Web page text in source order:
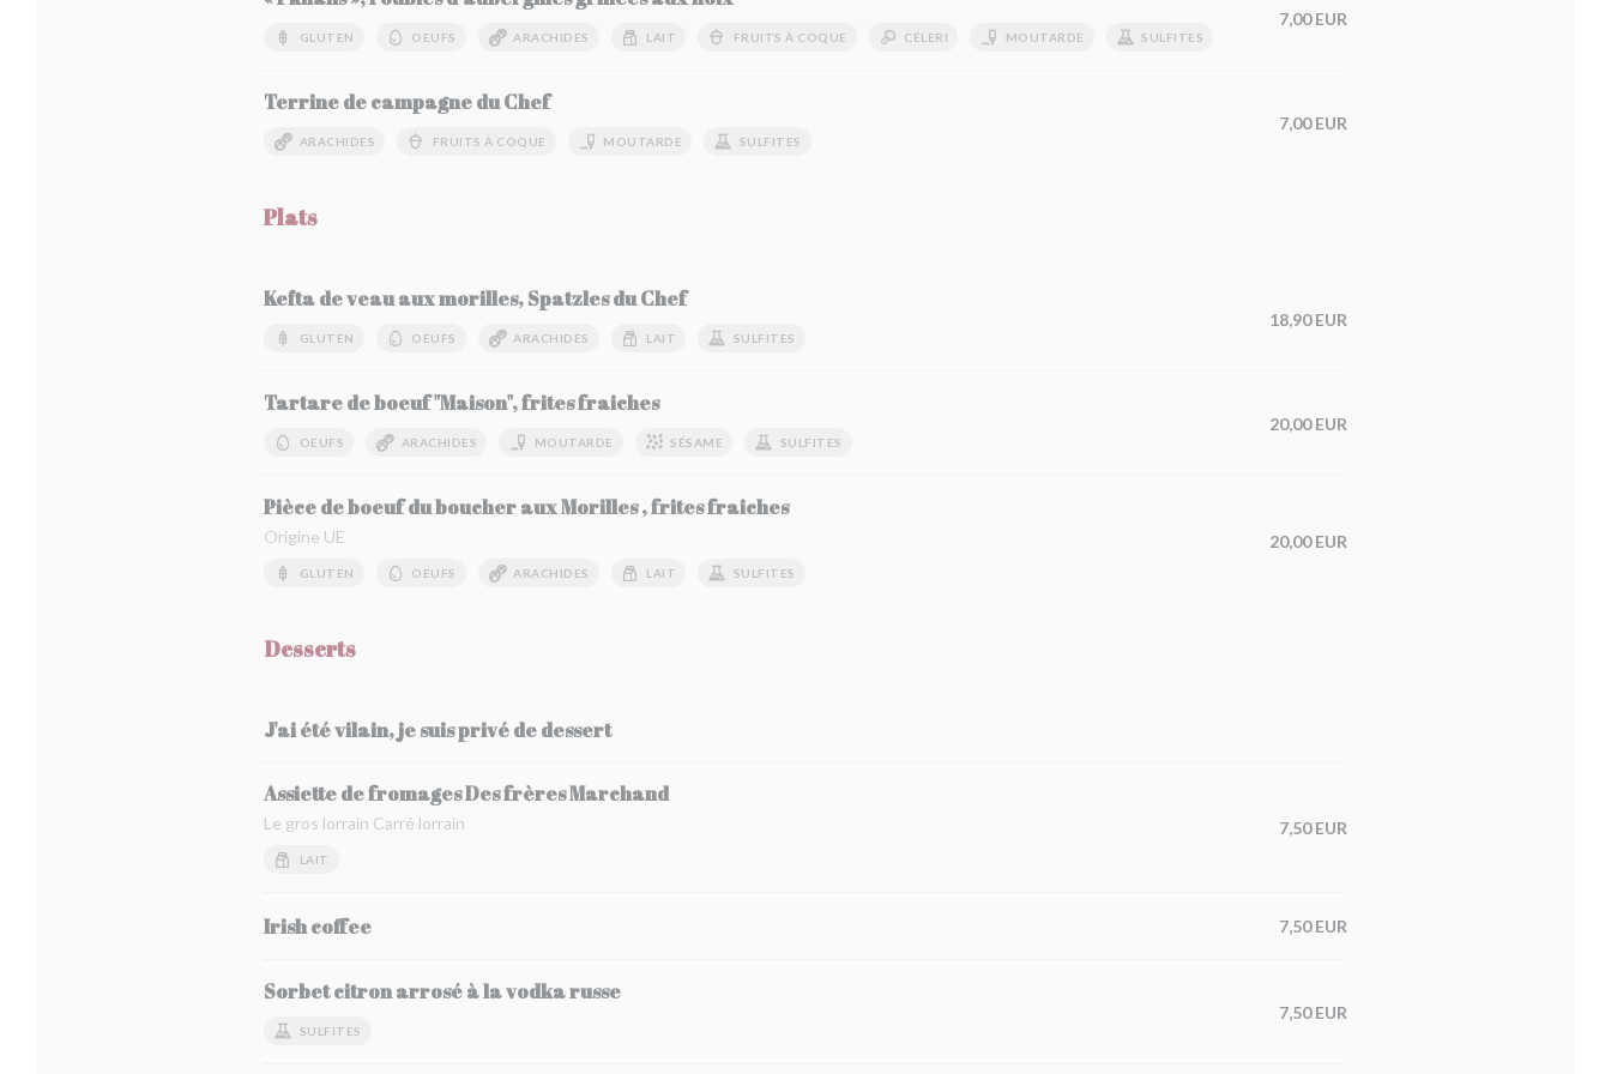
GLUTEN OEUFS ARACHIDES LAIT FRUITS À COQUE CÉLERI MOUTARDE SULFITES
7,00 EUR
Terrine de campagne du Chef
ARACHIDES FRUITS À COQUE MOUTARDE SULFITES
7,00 EUR
Plats
Kefta de veau aux morilles, Spatzles du Chef
GLUTEN OEUFS ARACHIDES LAIT SULFITES
18,90 EUR
Tartare de boeuf "Maison", frites fraiches
OEUFS ARACHIDES MOUTARDE SÉSAME SULFITES
20,00 EUR
Pièce de boeuf du boucher aux Morilles , frites fraiches
Origine UE
GLUTEN OEUFS ARACHIDES LAIT SULFITES
20,00 EUR
Desserts
J'ai été vilain, je suis privé de dessert
Assiette de fromages Des frères Marchand
Le gros lorrain Carré lorrain
LAIT
7,50 EUR
Irish coffee 7,50 EUR
Sorbet citron arrosé à la vodka russe
SULFITES
7,50 EUR